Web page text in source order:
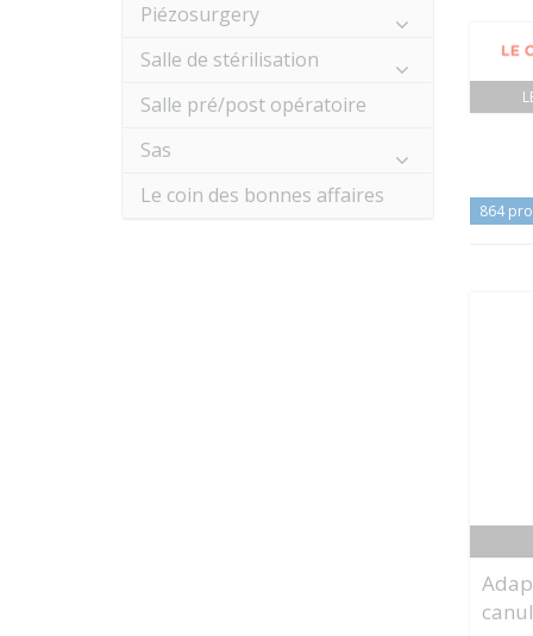
Piézosurgery
Salle de stérilisation
Salle pré/post opératoire
Sas
Le coin des bonnes affaires
864